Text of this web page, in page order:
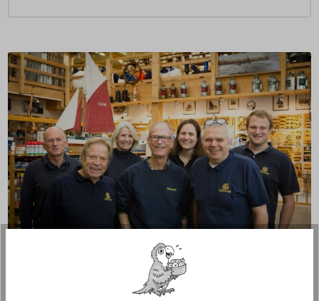
Fragen zum Artikel?
Reden Sie mit Handwerkern, Bootsbauern und